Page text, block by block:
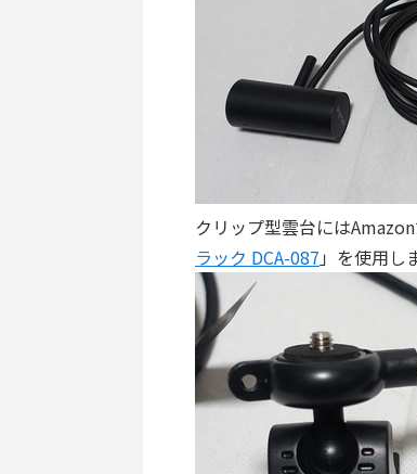
クリップ型雲台には
ラック DCA-087 」を使用し